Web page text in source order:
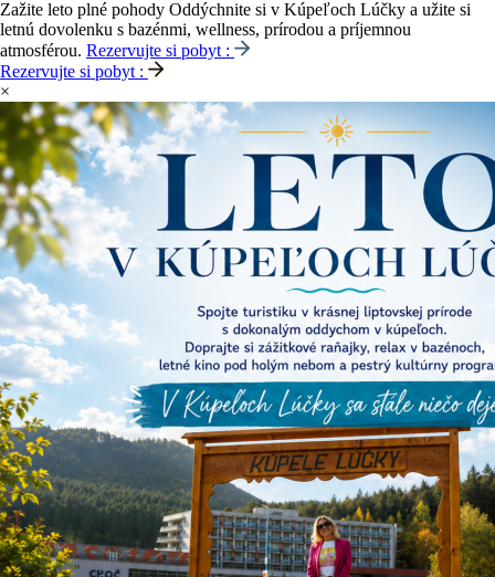
Zažite leto plné pohody Oddýchnite si v Kúpeľoch Lúčky a užite si
letnú dovolenku s bazénmi, wellness, prírodou a príjemnou
atmosférou. Rezervujte si pobyt :
Rezervujte si pobyt :
×